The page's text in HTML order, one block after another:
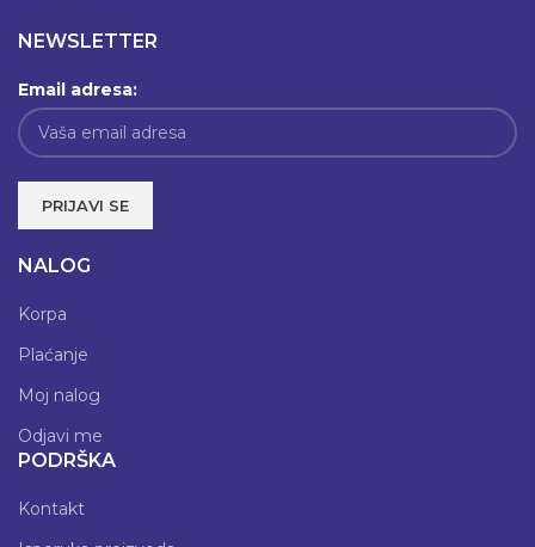
NEWSLETTER
Email adresa:
NALOG
Korpa
Plaćanje
Moj nalog
Odjavi me
PODRŠKA
Kontakt